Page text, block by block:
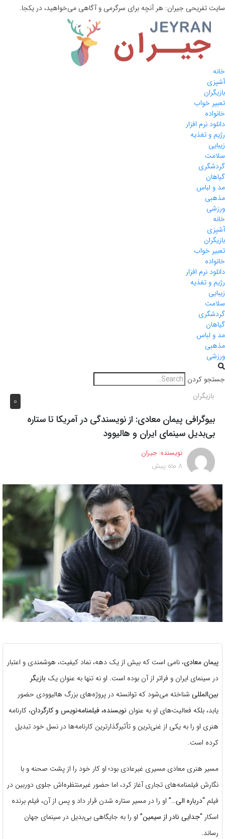
سایت تفریحی جیران: هر آنچه برای سرگرمی و آگاهی می‌خواهید، در یکجا.
خانه
آشپزی
بازیگران
تعبیر خواب
خانواده
دانلود نرم افزار
رژیم و تغذیه
زیبایی
سلامت
گردشگری
گیاهان
مد و لباس
مذهبی
ورزشی
خانه
آشپزی
بازیگران
تعبیر خواب
خانواده
دانلود نرم افزار
رژیم و تغذیه
زیبایی
سلامت
گردشگری
گیاهان
مد و لباس
مذهبی
ورزشی
جستجو کردن
0 بازیگران
بیوگرافی پیمان معادی: از نویسندگی در آمریکا تا ستاره
بی‌بدیل سینمای ایران و هالیوود
نویسنده: جیران
8 ماه پیش
پیمان معادی، نامی است که بیش از یک دهه، نماد کیفیت، هوشمندی و اعتبار
در سینمای ایران و فراتر از آن بوده است. او نه تنها به عنوان یک بازیگر
بین‌المللی شناخته می‌شود که توانسته در پروژه‌های بزرگ هالیوودی حضور
یابد، بلکه فعالیت‌های او به عنوان نویسنده، فیلمنامه‌نویس و کارگردان، کارنامه
هنری او را به یکی از غنی‌ترین و تأثیرگذارترین کارنامه‌ها در نسل خود تبدیل
کرده است.
مسیر هنری معادی مسیری غیرعادی بود؛ او کار خود را از پشت صحنه و با
نگارش فیلمنامه‌های تجاری آغاز کرد، اما حضور غیرمنتظره‌اش جلوی دوربین در
فیلم “درباره الی…” او را در مسیر ستاره شدن قرار داد و پس از آن، فیلم برنده
اسکار “جدایی نادر از سیمین” او را به جایگاهی بی‌بدیل در سینمای جهان
رساند.